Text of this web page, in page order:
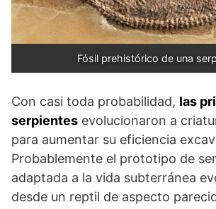
Fósil prehistórico de una
Con casi toda probabilidad, las
serpientes evolucionaron a
para aumentar su eficiencia
Probablemente el prototipo de
adaptada a la vida subterránea
desde un reptil de aspecto